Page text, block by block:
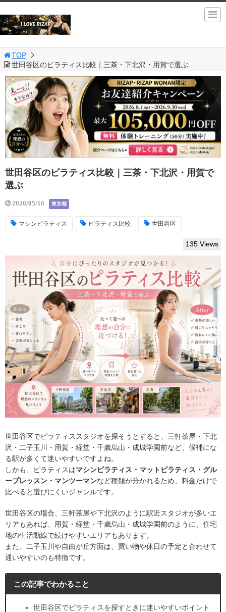
TOP
世田谷区のピラティス比較｜三茶・下北沢・用賀で選ぶ
世田谷区のピラティス比較｜三茶・下北沢・用賀で
選ぶ
2026/05/16 東京都
マシンピラティス ピラティス比較 世田谷区
135 Views
世田谷区でピラティススタジオを探そうとすると、三軒茶屋・下北
沢・二子玉川・用賀・経堂・千歳烏山・成城学園前など、候補にな
る駅が多くて迷いやすいですよね。
しかも、ピラティスはマシンピラティス・マットピラティス・グル
ープレッスン・マンツーマンなど種類が分かれるため、料金だけで
比べると選びにくいジャンルです。
世田谷区の場合、三軒茶屋や下北沢のように駅近スタジオが多いエ
リアもあれば、用賀・経堂・千歳烏山・成城学園前のように、住宅
地の生活動線で続けやすいエリアもあります。
また、二子玉川や自由が丘方面は、買い物や休日の予定と合わせて
通いやすいのも特徴です。
この記事でわかること
世田谷区でピラティスを探すときに迷いやすいポイント